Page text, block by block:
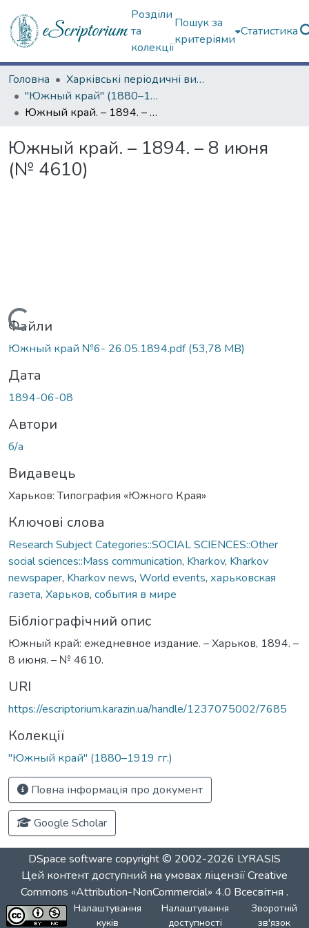
Розділи
та
колекції
Пошук за
критеріями
Статистика
Головна
Харківські періодичні видання
"Южный край" (1880–1919 гг.)
Южный край. – 1894. – 8 июня (№ 4610)
Южный край. – 1894. – 8 июня
(№ 4610)
Вантажиться...
Файли
Южный край №6- 26.05.1894.pdf(53,78 MB)
Дата
1894-06-08
Автори
б/а
Видавець
Харьков: Типография «Южного Края»
Ключові слова
Research Subject Categories::SOCIAL SCIENCES::Other
social sciences::Mass communication, Kharkov, Kharkov
newspaper, Kharkov news, World events, харьковская
газета, Харьков, события в мире
Бібліографічний опис
Южный край: ежедневное издание. – Харьков, 1894. –
8 июня. – № 4610.
URI
https://escriptorium.karazin.ua/handle/1237075002/7685
Колекції
"Южный край" (1880–1919 гг.)
Повна інформація про документ
Google Scholar
DSpace software copyright © 2002-2026 LYRASIS
Цей контент доступний на умовах ліцензіїCreative
Commons «Attribution-NonCommercial» 4.0 Всесвітня .
Налаштування
куків
Налаштування
доступності
Зворотній
зв'язок